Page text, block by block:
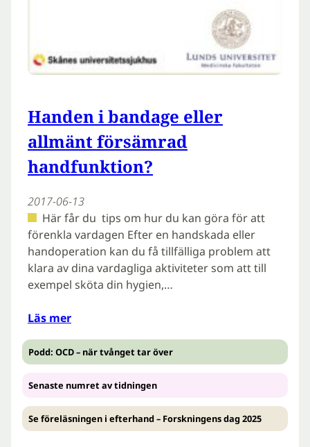
Handen i bandage eller
allmänt försämrad
handfunktion?
2017-06-13
Här får du tips om hur du kan göra för att
förenkla vardagen Efter en handskada eller
handoperation kan du få tillfälliga problem att
klara av dina vardagliga aktiviteter som att till
exempel sköta din hygien,…
Läs mer
Podd: OCD – när tvånget tar över
Senaste numret av tidningen
Se föreläsningen i efterhand – Forskningens dag 2025